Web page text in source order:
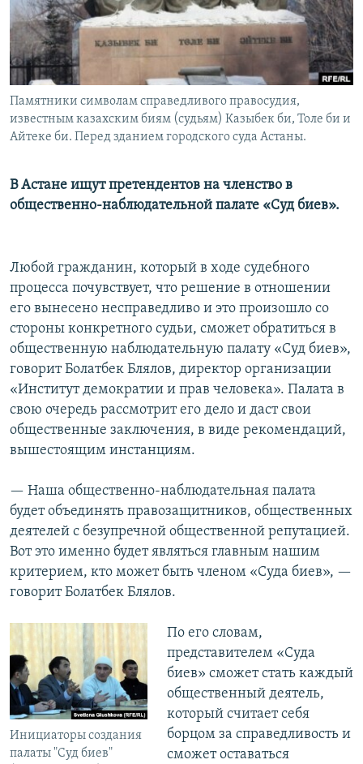
Памятники символам справедливого правосудия,
известным казахским биям (судьям) Казыбек би, Толе би и
Айтеке би. Перед зданием городского суда Астаны.
В Астане ищут претендентов на членство в
общественно-наблюдательной палате «Суд биев».
Любой гражданин, который в ходе судебного
процесса почувствует, что решение в отношении
его вынесено несправедливо и это произошло со
стороны конкретного судьи, сможет обратиться в
общественную наблюдательную палату «Суд биев»,
говорит Болатбек Блялов, директор организации
«Институт демократии и прав человека». Палата в
свою очередь рассмотрит его дело и даст свои
общественные заключения, в виде рекомендаций,
вышестоящим инстанциям.
— Наша общественно-наблюдательная палата
будет объединять правозащитников, общественных
деятелей с безупречной общественной репутацией.
Вот это именно будет являться главным нашим
критерием, кто может быть членом «Суда биев», —
говорит Болатбек Блялов.
Инициаторы создания
палаты "Суд биев"
По его словам,
представителем «Суда
биев» сможет стать каждый
общественный деятель,
который считает себя
борцом за справедливость и
сможет оставаться